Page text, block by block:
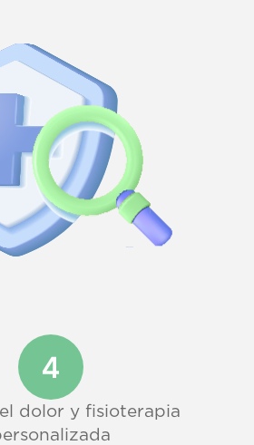
dolor y fisioterapia